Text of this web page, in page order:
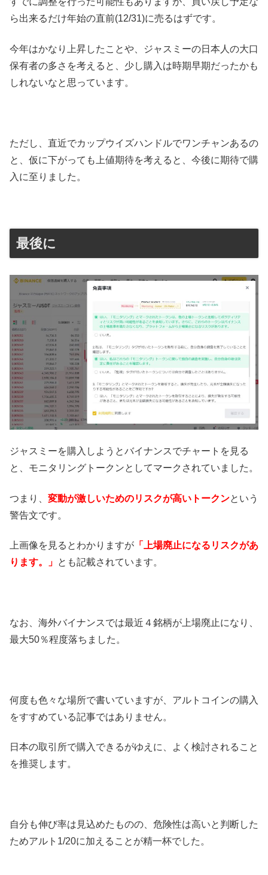
ら出来るだけ年始の直前(12/31)に売るはずです。
今年はかなり上昇したことや、ジャスミーの日本人の大口
保有者の多さを考えると、少し購入は時期早期だったかも
しれないなと思っています。
ただし、直近でカップウイズハンドルでワンチャンあるの
と、仮に下がっても上値期待を考えると、今後に期待で購
入に至りました。
最後に
ジャスミーを購入しようとバイナンスでチャートを見る
と、モニタリングトークンとしてマークされていました。
つまり、 変動が激しいためのリスクが高いトークンという
警告文です。
上画像を見るとわかりますが 「上場廃止になるリスクがあ
ります。」 とも記載されています。
なお、海外バイナンスでは最近４銘柄が上場廃止になり、
最大50％程度落ちました。
何度も色々な場所で書いていますが、アルトコインの購入
をすすめている記事ではありません。
日本の取引所で購入できるがゆえに、よく検討されること
を推奨します。
自分も伸び率は見込めたものの、危険性は高いと判断した
ためアルト1/20に加えることが精一杯でした。